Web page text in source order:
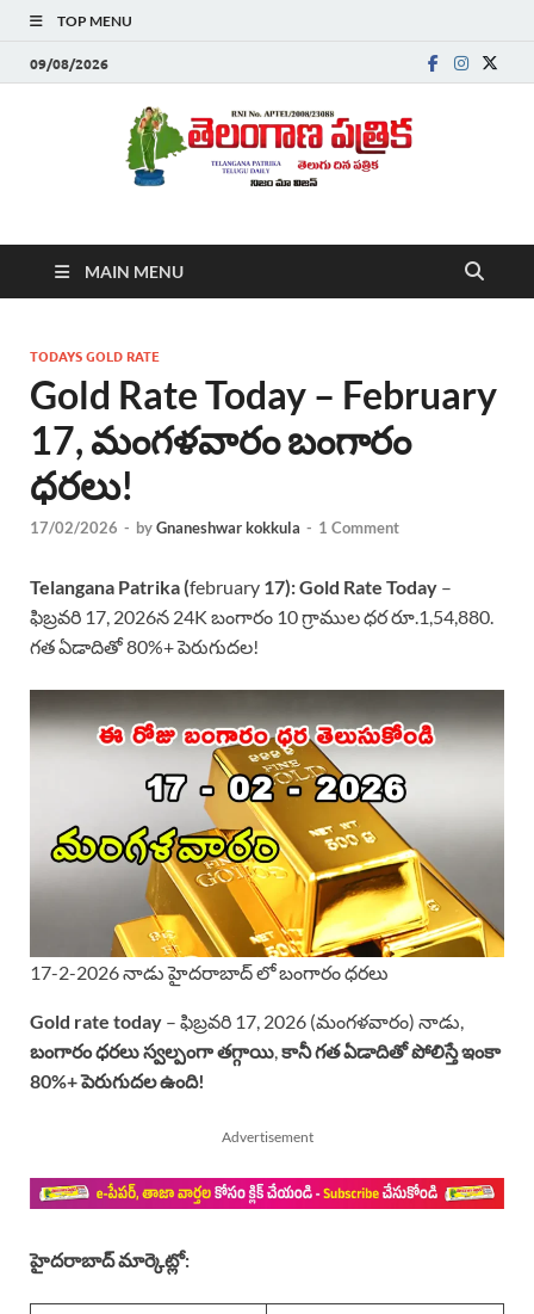
TOP MENU
09/08/2026
Telanganapatrika
,Latest Telangana News, Rajanna Sircilla News, Telangana
Breaking News, Telugu Newspaper Online, Today Telugu News,
తెలుగు వార్తలు , బ్రేకింగ్ న్యూస్ తెలుగులో , తెలంగాణ లో తాజా అప్‌డేట్స్ ,
తెలుగు న్యూస్ పేపర్
MAIN MENU
TODAYS GOLD RATE
Gold Rate Today – February
17, మంగళవారం బంగారం
ధరలు!
17/02/2026 - byGnaneshwar kokkula - 1 Comment
Telangana Patrika (february 17):Gold Rate Today –
ఫిబ్రవరి 17, 2026న 24K బంగారం 10 గ్రాముల ధర రూ.1,54,880.
గత ఏడాదితో 80%+ పెరుగుదల!
17-2-2026 నాడు హైదరాబాద్ లో బంగారం ధరలు
Gold rate today – ఫిబ్రవరి 17, 2026 (మంగళవారం) నాడు,
బంగారం ధరలు స్వల్పంగా తగ్గాయి,కానీ గత ఏడాదితో పోలిస్తే ఇంకా
80%+ పెరుగుదల ఉంది!
Advertisement
హైదరాబాద్ మార్కెట్లో: